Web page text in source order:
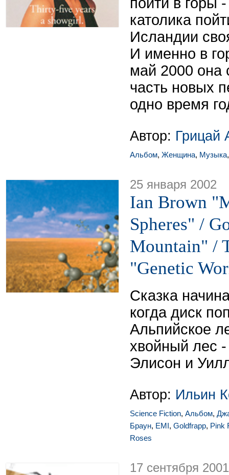
католика
Исландии
И именно в
май 2000 она
часть новых
одно время
Автор: Грицай
Альбом, Женщина, Музыка
25 января 2002
Ian Brown
Spheres" /
Mountain" /
"Genetic
Сказка
когда диск
Альпийское
хвойный лес
Элисон и
Автор: Ильин
Science Fiction, Альбом,
Браун, EMI, Goldfrapp, Pink
Roses
17 сентября 2001